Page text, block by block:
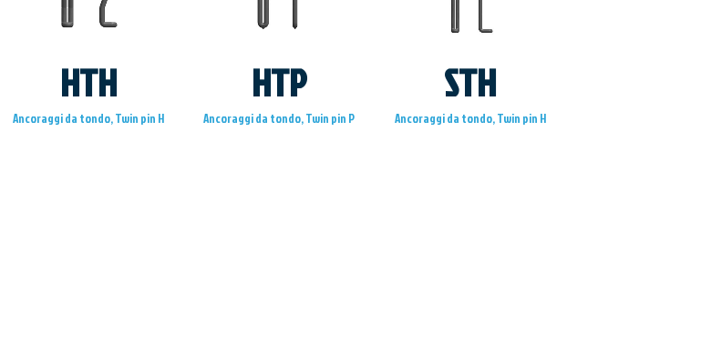
HTH
Ancoraggi da tondo, Twin pin H
HTP
Ancoraggi da tondo, Twin pin P
STH
Ancoraggi da tondo, Twin pin H